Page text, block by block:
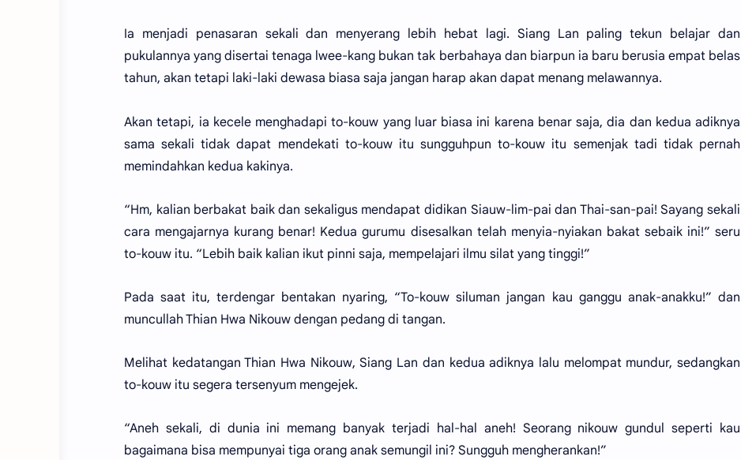
Ia menjadi penasaran sekali dan menyerang lebih hebat lagi. Siang Lan paling tekun belajar dan
pukulannya yang disertai tenaga lwee-kang bukan tak berbahaya dan biarpun ia baru berusia empat belas
tahun, akan tetapi laki-laki dewasa biasa saja jangan harap akan dapat menang melawannya.
Akan tetapi, ia kecele menghadapi to-kouw yang luar biasa ini karena benar saja, dia dan kedua adiknya
sama sekali tidak dapat mendekati to-kouw itu sungguhpun to-kouw itu semenjak tadi tidak pernah
memindahkan kedua kakinya.
“Hm, kalian berbakat baik dan sekaligus mendapat didikan Siauw-lim-pai dan Thai-san-pai! Sayang sekali
cara mengajarnya kurang benar! Kedua gurumu disesalkan telah menyia-nyiakan bakat sebaik ini!” seru
to-kouw itu. “Lebih baik kalian ikut pinni saja, mempelajari ilmu silat yang tinggi!”
Pada saat itu, terdengar bentakan nyaring, “To-kouw siluman jangan kau ganggu anak-anakku!” dan
muncullah Thian Hwa Nikouw dengan pedang di tangan.
Melihat kedatangan Thian Hwa Nikouw, Siang Lan dan kedua adiknya lalu melompat mundur, sedangkan
to-kouw itu segera tersenyum mengejek.
“Aneh sekali, di dunia ini memang banyak terjadi hal-hal aneh! Seorang nikouw gundul seperti kau
bagaimana bisa mempunyai tiga orang anak semungil ini? Sungguh mengherankan!”